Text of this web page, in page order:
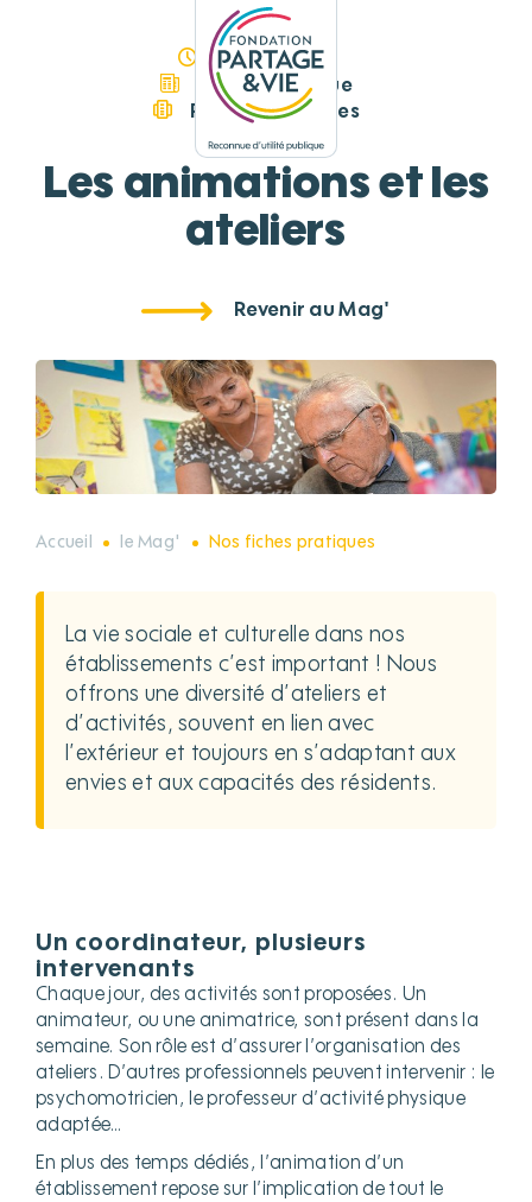
08/07/2020
Guide Pratique
Fiches pratiques
Les animations et les
ateliers
Revenir au Mag'
Accueil le Mag' Nos fiches pratiques
La vie sociale et culturelle dans nos
établissements c’est important ! Nous
offrons une diversité d’ateliers et
d’activités, souvent en lien avec
l’extérieur et toujours en s’adaptant aux
envies et aux capacités des résidents.
Un coordinateur, plusieurs
intervenants
Chaque jour, des activités sont proposées. Un
animateur, ou une animatrice, sont présent dans la
semaine. Son rôle est d’assurer l’organisation des
ateliers. D’autres professionnels peuvent intervenir : le
psychomotricien, le professeur d’activité physique
adaptée…
En plus des temps dédiés, l’animation d’un
établissement repose sur l’implication de tout le
Panneau de gestion des cookies